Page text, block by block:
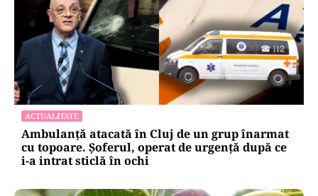
ACTUALITATE
Ambulanță atacată în Cluj de un grup înarmat
cu topoare. Șoferul, operat de urgență după ce
i-a intrat sticlă în ochi